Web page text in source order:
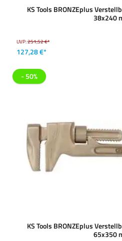
KS Tools BRONZEplus
38x240
UVP:251,52 €*
127,28 €*
- 50%
KS Tools BRONZEplus
65x350